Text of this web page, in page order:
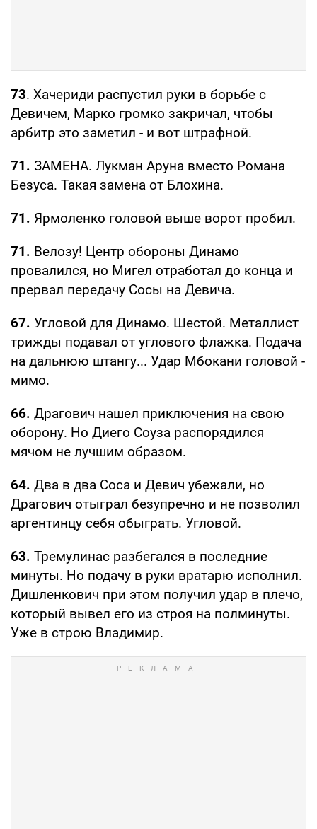
73. Хачериди распустил руки в борьбе с
Девичем, Марко громко закричал, чтобы
арбитр это заметил - и вот штрафной.
71. ЗАМЕНА. Лукман Аруна вместо Романа
Безуса. Такая замена от Блохина.
71. Ярмоленко головой выше ворот пробил.
71. Велозу! Центр обороны Динамо
провалился, но Мигел отработал до конца и
прервал передачу Сосы на Девича.
67. Угловой для Динамо. Шестой. Металлист
трижды подавал от углового флажка. Подача
на дальнюю штангу... Удар Мбокани головой -
мимо.
66. Драгович нашел приключения на свою
оборону. Но Диего Соуза распорядился
мячом не лучшим образом.
64. Два в два Соса и Девич убежали, но
Драгович отыграл безупречно и не позволил
аргентинцу себя обыграть. Угловой.
63. Тремулинас разбегался в последние
минуты. Но подачу в руки вратарю исполнил.
Дишленкович при этом получил удар в плечо,
который вывел его из строя на полминуты.
Уже в строю Владимир.